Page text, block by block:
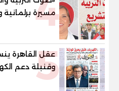
4
مسيرة
القوانين وصناعة
5
عقل القاهرة
وقنبلة دعم